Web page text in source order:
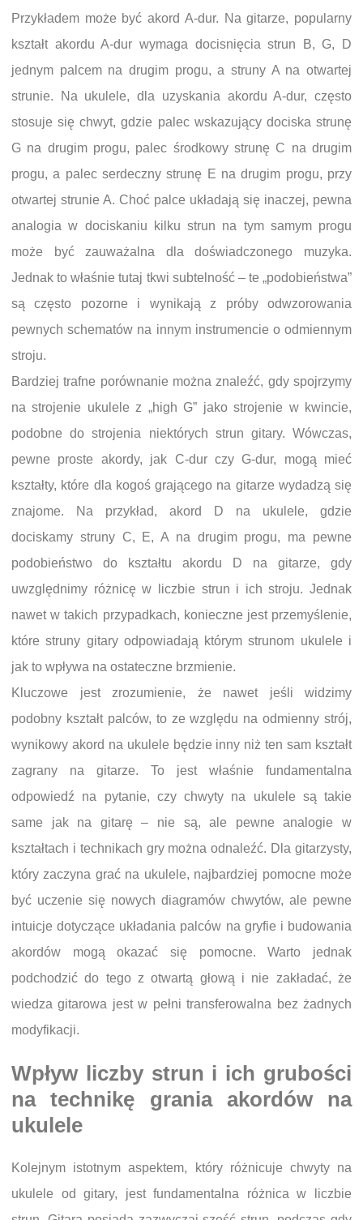
Przykładem może być akord A-dur. Na gitarze, popularny
kształt akordu A-dur wymaga docisnięcia strun B, G, D
jednym palcem na drugim progu, a struny A na otwartej
strunie. Na ukulele, dla uzyskania akordu A-dur, często
stosuje się chwyt, gdzie palec wskazujący dociska strunę
G na drugim progu, palec środkowy strunę C na drugim
progu, a palec serdeczny strunę E na drugim progu, przy
otwartej strunie A. Choć palce układają się inaczej, pewna
analogia w dociskaniu kilku strun na tym samym progu
może być zauważalna dla doświadczonego muzyka.
Jednak to właśnie tutaj tkwi subtelność – te „podobieństwa”
są często pozorne i wynikają z próby odwzorowania
pewnych schematów na innym instrumencie o odmiennym
stroju.
Bardziej trafne porównanie można znaleźć, gdy spojrzymy
na strojenie ukulele z „high G” jako strojenie w kwincie,
podobne do strojenia niektórych strun gitary. Wówczas,
pewne proste akordy, jak C-dur czy G-dur, mogą mieć
kształty, które dla kogoś grającego na gitarze wydadzą się
znajome. Na przykład, akord D na ukulele, gdzie
dociskamy struny C, E, A na drugim progu, ma pewne
podobieństwo do kształtu akordu D na gitarze, gdy
uwzględnimy różnicę w liczbie strun i ich stroju. Jednak
nawet w takich przypadkach, konieczne jest przemyślenie,
które struny gitary odpowiadają którym strunom ukulele i
jak to wpływa na ostateczne brzmienie.
Kluczowe jest zrozumienie, że nawet jeśli widzimy
podobny kształt palców, to ze względu na odmienny strój,
wynikowy akord na ukulele będzie inny niż ten sam kształt
zagrany na gitarze. To jest właśnie fundamentalna
odpowiedź na pytanie, czy chwyty na ukulele są takie
same jak na gitarę – nie są, ale pewne analogie w
kształtach i technikach gry można odnaleźć. Dla gitarzysty,
który zaczyna grać na ukulele, najbardziej pomocne może
być uczenie się nowych diagramów chwytów, ale pewne
intuicje dotyczące układania palców na gryfie i budowania
akordów mogą okazać się pomocne. Warto jednak
podchodzić do tego z otwartą głową i nie zakładać, że
wiedza gitarowa jest w pełni transferowalna bez żadnych
modyfikacji.
Wpływ liczby strun i ich grubości
na technikę grania akordów na
ukulele
Kolejnym istotnym aspektem, który różnicuje chwyty na
ukulele od gitary, jest fundamentalna różnica w liczbie